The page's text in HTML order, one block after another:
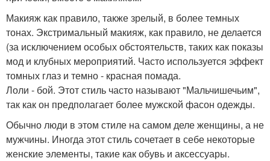
Макияж как правило, также зрелый, в более темных
тонах. Экстримальный макияж, как правило, не делается
(за исключением особых обстоятельств, таких как показы
мод и клубных мероприятий. Часто используется эффект
томных глаз и темно - красная помада.
Лоли - бой. Этот стиль часто называют "Мальчишечьим",
так как он предполагает более мужской фасон одежды.
Обычно люди в этом стиле на самом деле женщины, а не
мужчины. Иногда этот стиль сочетает в себе некоторые
женские элементы, такие как обувь и аксессуары.